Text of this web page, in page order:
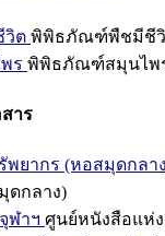
ต พิพิธภัณฑ์พืชมีชี
ร พิพิธภัณฑ์สมุนไพ
าร
พยากร (หอสมุดกลา
ดกลาง)
ฬาฯ ศูนย์หนังสือแห่